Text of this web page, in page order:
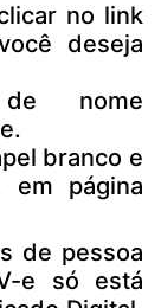
no link
deseja
nome
branco e
em página
de pessoa
e só está